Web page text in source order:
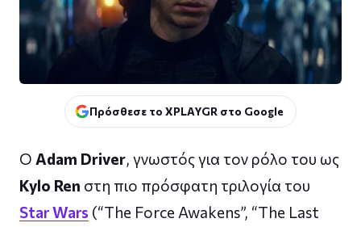
Πρόσθεσε το XPLAYGR στο Google
Ο Adam Driver, γνωστός για τον ρόλο του ως
Kylo Ren στη πιο πρόσφατη τριλογία του
Star Wars (“The Force Awakens”, “The Last